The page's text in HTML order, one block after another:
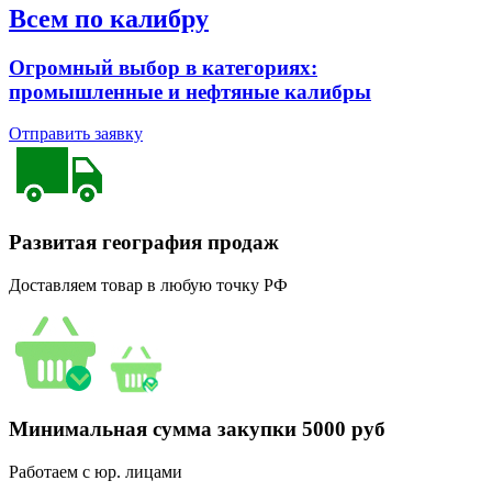
Всем по калибру
Огромный выбор в категориях:
промышленные и нефтяные калибры
Отправить заявку
Развитая география продаж
Доставляем товар в любую точку РФ
Минимальная сумма закупки 5000 руб
Работаем с юр. лицами